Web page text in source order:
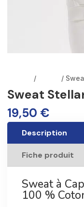
/ /
Sweat
19,50 €
Description
Fiche produit
Sweat à
100 %